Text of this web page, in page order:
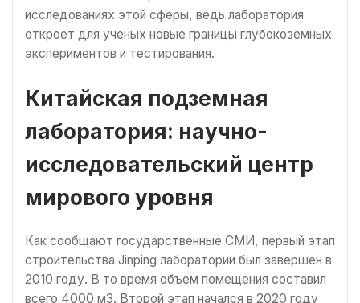
исследованиях этой сферы, ведь лаборатория
откроет для ученых новые границы глубокоземных
экспериментов и тестирования.
Китайская подземная
лаборатория: научно-
исследовательский центр
мирового уровня
Как сообщают государственные СМИ, первый этап
строительства Jinping лаборатории был завершен в
2010 году. В то время объем помещения составил
всего 4000 м3. Второй этап начался в 2020 году